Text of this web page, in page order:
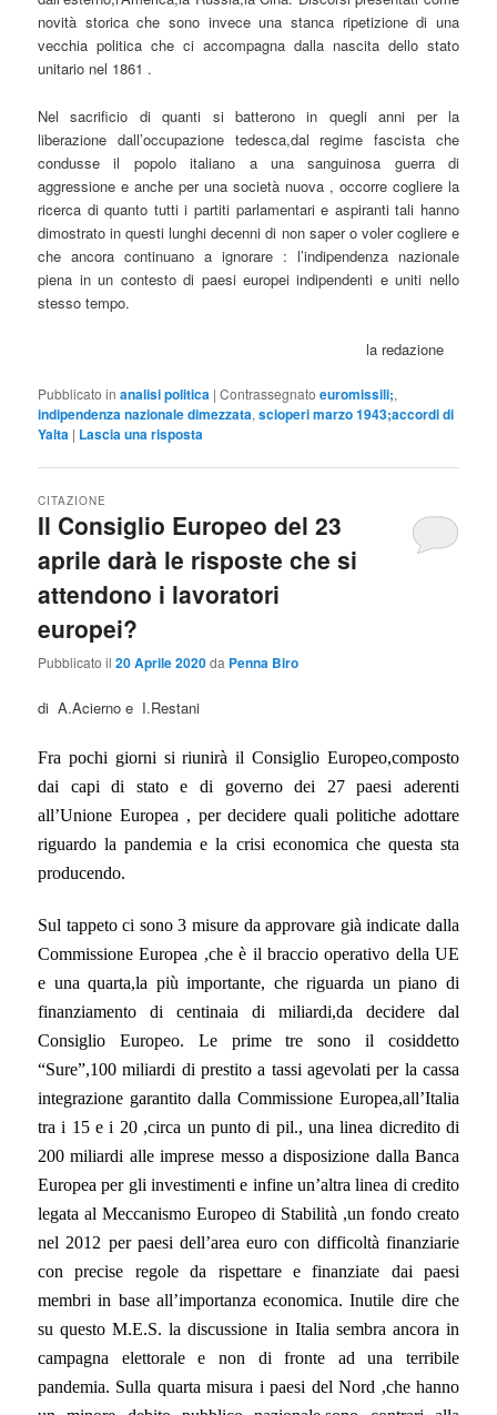
novità storica che sono invece una stanca ripetizione di una
vecchia politica che ci accompagna dalla nascita dello stato
unitario nel 1861 .
Nel sacrificio di quanti si batterono in quegli anni per la
liberazione dall’occupazione tedesca,dal regime fascista che
condusse il popolo italiano a una sanguinosa guerra di
aggressione e anche per una società nuova , occorre cogliere la
ricerca di quanto tutti i partiti parlamentari e aspiranti tali hanno
dimostrato in questi lunghi decenni di non saper o voler cogliere e
che ancora continuano a ignorare : l’indipendenza nazionale
piena in un contesto di paesi europei indipendenti e uniti nello
stesso tempo.
la redazione
Pubblicato in analisi politica |Contrassegnato euromissili;,
indipendenza nazionale dimezzata,scioperi marzo 1943;accordi di
Yalta | Lascia una risposta
Il Consiglio Europeo del 23
aprile darà le risposte che si
attendono i lavoratori
europei?
CITAZIONE
Pubblicato il20 Aprile 2020da Penna Biro
di A.Acierno e I.Restani
Fra pochi giorni si riunirà il Consiglio Europeo,composto
dai capi di stato e di governo dei 27 paesi aderenti
all’Unione Europea , per decidere quali politiche adottare
riguardo la pandemia e la crisi economica che questa sta
producendo.
Sul tappeto ci sono 3 misure da approvare già indicate dalla
Commissione Europea ,che è il braccio operativo della UE
e una quarta,la più importante, che riguarda un piano di
finanziamento di centinaia di miliardi,da decidere dal
Consiglio Europeo. Le prime tre sono il cosiddetto
“Sure”,100 miliardi di prestito a tassi agevolati per la cassa
integrazione garantito dalla Commissione Europea,all’Italia
tra i 15 e i 20 ,circa un punto di pil., una linea dicredito di
200 miliardi alle imprese messo a disposizione dalla Banca
Europea per gli investimenti e infine un’altra linea di credito
legata al Meccanismo Europeo di Stabilità ,un fondo creato
nel 2012 per paesi dell’area euro con difficoltà finanziarie
con precise regole da rispettare e finanziate dai paesi
membri in base all’importanza economica. Inutile dire che
su questo M.E.S. la discussione in Italia sembra ancora in
campagna elettorale e non di fronte ad una terribile
pandemia. Sulla quarta misura i paesi del Nord ,che hanno